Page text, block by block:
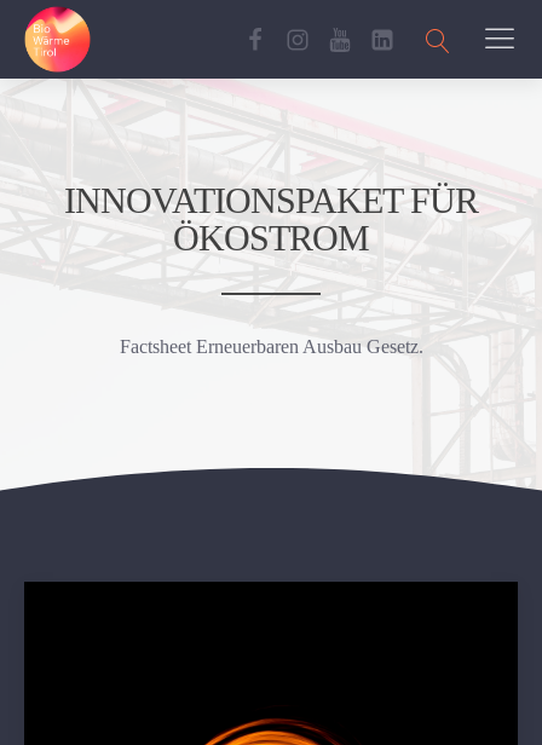
INNOVATIONSPAKET FÜR
ÖKOSTROM
Factsheet Erneuerbaren Ausbau Gesetz.